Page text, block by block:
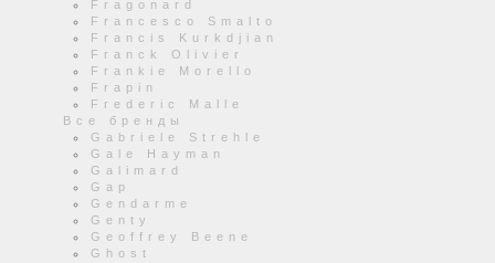
Fragonard
Francesco Smalto
Francis Kurkdjian
Franck Olivier
Frankie Morello
Frapin
Frederic Malle
Все бренды
Gabriele Strehle
Gale Hayman
Galimard
Gap
Gendarme
Genty
Geoffrey Beene
Ghost